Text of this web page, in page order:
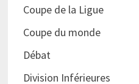
Coupe de la Ligue
Coupe du monde
Débat
Division Inférieures